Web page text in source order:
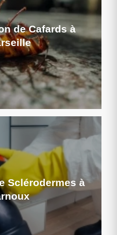
de Cafards à
Sclérodermes à